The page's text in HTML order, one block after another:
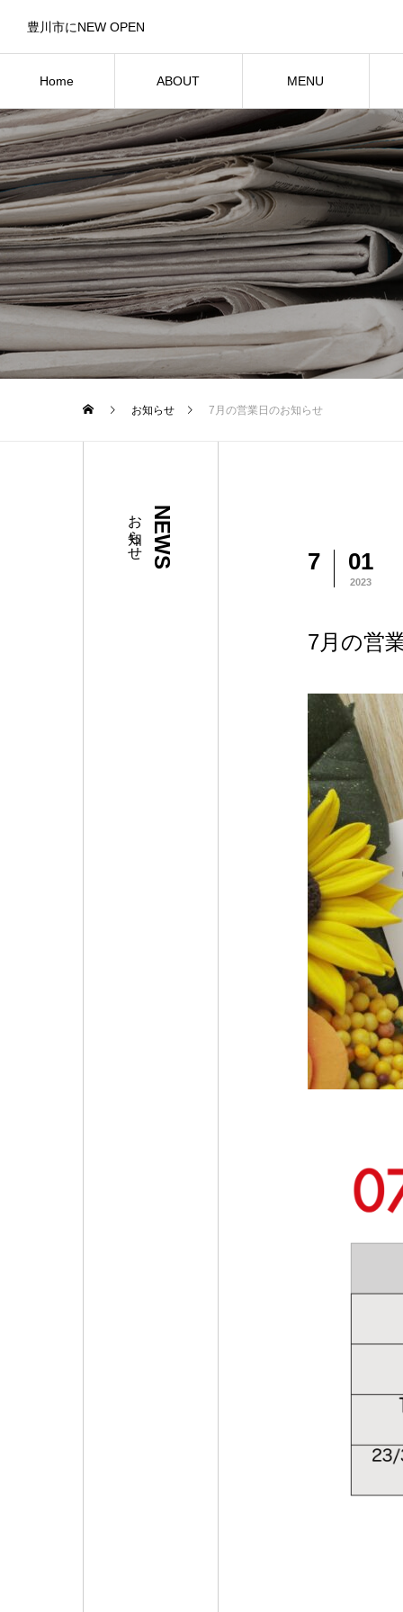
Home
ABOUT
MENU
豊川市にNEW OPEN
お知らせ 7月の営業日のお知らせ
NEWS
お知らせ
7 01
2023
7月の営